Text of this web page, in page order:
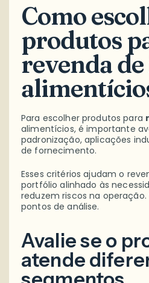
Como
produtos
revenda
Para escolher produtos para
alimentícios, é importante
padronização, aplicações
de fornecimento.
Esses critérios ajudam o
portfólio alinhado às
reduzem riscos na operação.
pontos de análise.
Avalie se o
atende